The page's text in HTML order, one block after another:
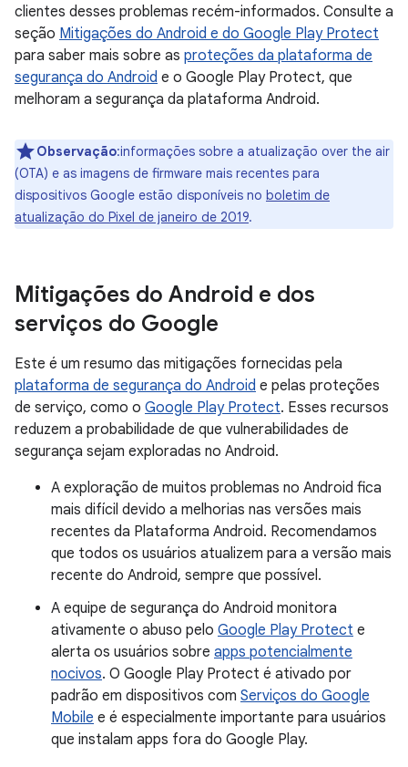
clientes desses problemas recém-informados. Consulte a
seção Mitigações do Android e do Google Play Protect
para saber mais sobre as proteções da plataforma de
segurança do Android e o Google Play Protect, que
melhoram a segurança da plataforma Android.
Observação:informações sobre a atualização over the air
(OTA) e as imagens de firmware mais recentes para
dispositivos Google estão disponíveis no boletim de
atualização do Pixel de janeiro de 2019.
Mitigações do Android e dos
serviços do Google
Este é um resumo das mitigações fornecidas pela
plataforma de segurança do Android e pelas proteções
de serviço, como o Google Play Protect. Esses recursos
reduzem a probabilidade de que vulnerabilidades de
segurança sejam exploradas no Android.
A exploração de muitos problemas no Android fica
mais difícil devido a melhorias nas versões mais
recentes da Plataforma Android. Recomendamos
que todos os usuários atualizem para a versão mais
recente do Android, sempre que possível.
A equipe de segurança do Android monitora
ativamente o abuso pelo Google Play Protect e
alerta os usuários sobre apps potencialmente
nocivos. O Google Play Protect é ativado por
padrão em dispositivos com Serviços do Google
Mobile e é especialmente importante para usuários
que instalam apps fora do Google Play.